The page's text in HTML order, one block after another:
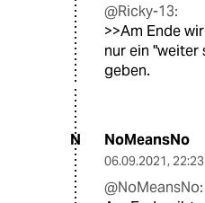
@Ricky-13:
>>Am Ende
nur ein "weiter
geben.
N NoMeansNo
06.09.2021,
@NoMeansNo: